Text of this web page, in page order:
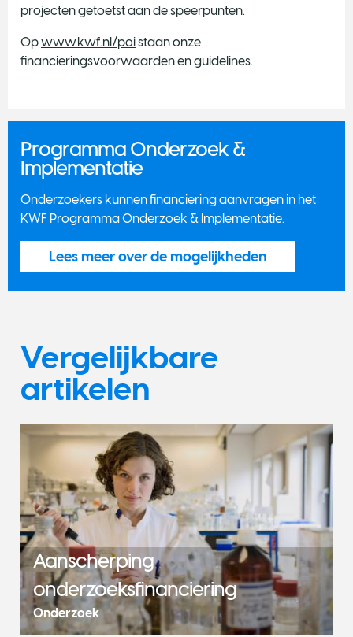
projecten getoetst aan de speerpunten.
Opwww.kwf.nl/poistaan onze
financieringsvoorwaarden en guidelines.
Programma Onderzoek &
Implementatie
Onderzoekers kunnen financiering aanvragen in het
KWF Programma Onderzoek & Implementatie.
Lees meer over de mogelijkheden
Vergelijkbare
artikelen
Aanscherping
onderzoeksfinanciering
Onderzoek